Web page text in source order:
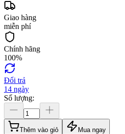
Giao hàng
miễn phí
Chính hãng
100%
Đổi trả
14 ngày
Số lượng:
Thêm vào giỏ Mua ngay